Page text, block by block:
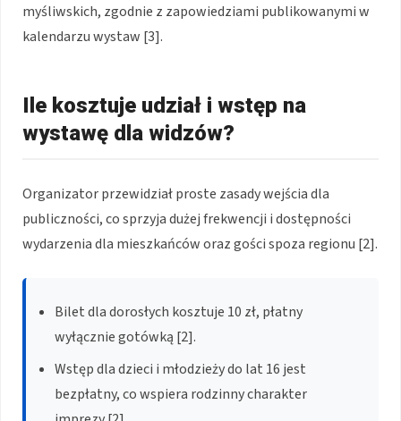
myśliwskich, zgodnie z zapowiedziami publikowanymi w
kalendarzu wystaw [3].
Ile kosztuje udział i wstęp na
wystawę dla widzów?
Organizator przewidział proste zasady wejścia dla
publiczności, co sprzyja dużej frekwencji i dostępności
wydarzenia dla mieszkańców oraz gości spoza regionu [2].
Bilet dla dorosłych kosztuje 10 zł, płatny
wyłącznie gotówką [2].
Wstęp dla dzieci i młodzieży do lat 16 jest
bezpłatny, co wspiera rodzinny charakter